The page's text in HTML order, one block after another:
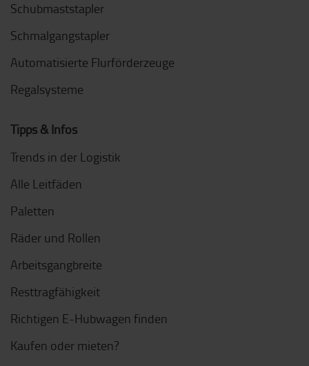
Schubmaststapler
Schmalgangstapler
Automatisierte Flurförderzeuge
Regalsysteme
Tipps & Infos
Trends in der Logistik
Alle Leitfäden
Paletten
Räder und Rollen
Arbeitsgangbreite
Resttragfähigkeit
Richtigen E-Hubwagen finden
Kaufen oder mieten?